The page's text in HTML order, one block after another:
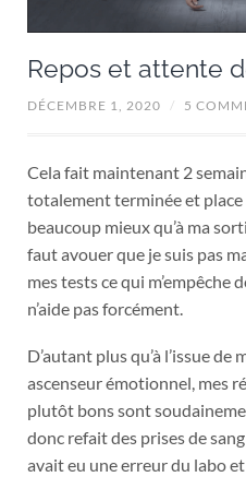
Repos et attente
DÉCEMBRE 1, 2020 / 5
Cela fait maintenant 2
totalement terminée et place
beaucoup mieux qu’à ma
faut avouer que je suis pas
mes tests ce qui m’empêche
n’aide pas forcément.
D’autant plus qu’à l’issue
ascenseur émotionnel, mes
plutôt bons sont
donc refait des prises de
avait eu une erreur du labo